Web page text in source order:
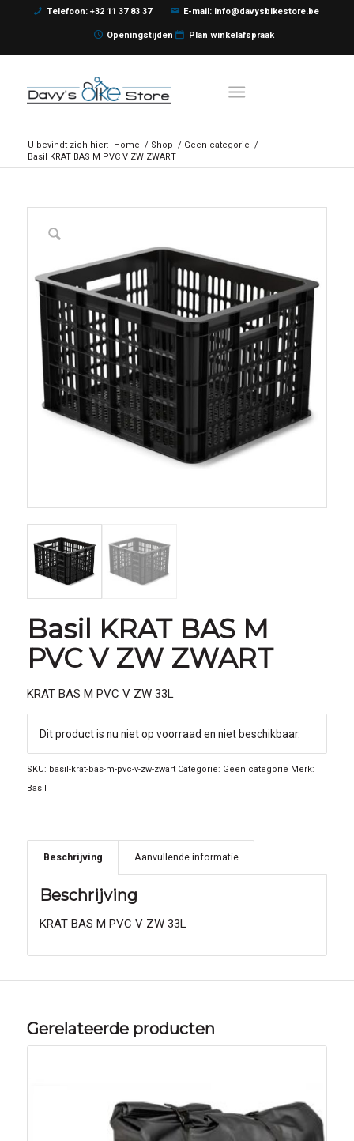
Telefoon: +32 11 37 83 37 E-mail: info@davysbikestore.be
Openingstijden Plan winkelafspraak
U bevindt zich hier: Home / Shop / Geen categorie /
Basil KRAT BAS M PVC V ZW ZWART
Basil KRAT BAS M
PVC V ZW ZWART
KRAT BAS M PVC V ZW 33L
Dit product is nu niet op voorraad en niet beschikbaar.
SKU: basil-krat-bas-m-pvc-v-zw-zwart Categorie: Geen categorie Merk:
Basil
Beschrijving Aanvullende informatie
Beschrijving
KRAT BAS M PVC V ZW 33L
Gerelateerde producten